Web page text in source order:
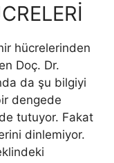
hücrelerinden
Doç. Dr.
da şu bilgiyi
dengede
tutuyor. Fakat
dinlemiyor.